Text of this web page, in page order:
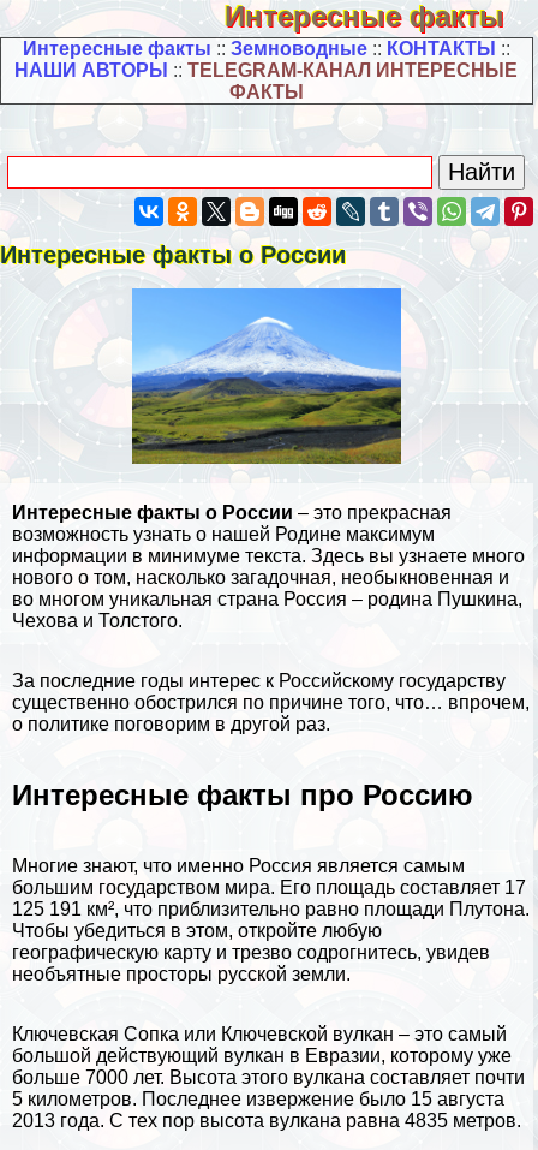
Интересные факты
Интересные факты :: Земноводные:: КОНТАКТЫ ::
НАШИ АВТОРЫ ::TELEGRAM-КАНАЛ ИНТЕРЕСНЫЕ
ФАКТЫ
Интересные факты о России
Интересные факты о России – это прекрасная
возможность узнать о нашей Родине максимум
информации в минимуме текста. Здесь вы узнаете много
нового о том, насколько загадочная, необыкновенная и
во многом уникальная страна Россия – родина Пушкина,
Чехова и Толстого.
За последние годы интерес к Российскому государству
существенно обострился по причине того, что… впрочем,
о политике поговорим в другой раз.
Интересные факты про Россию
Многие знают, что именно Россия является самым
большим государством мира. Его площадь составляет 17
125 191 км², что приблизительно равно площади Плутона.
Чтобы убедиться в этом, откройте любую
географическую карту и трезво содрогнитесь, увидев
необъятные просторы русской земли.
Ключевская Сопка или Ключевской вулкан – это самый
большой действующий вулкан в Евразии, которому уже
больше 7000 лет. Высота этого вулкана составляет почти
5 километров. Последнее извержение было 15 августа
2013 года. С тех пор высота вулкана равна 4835 метров.